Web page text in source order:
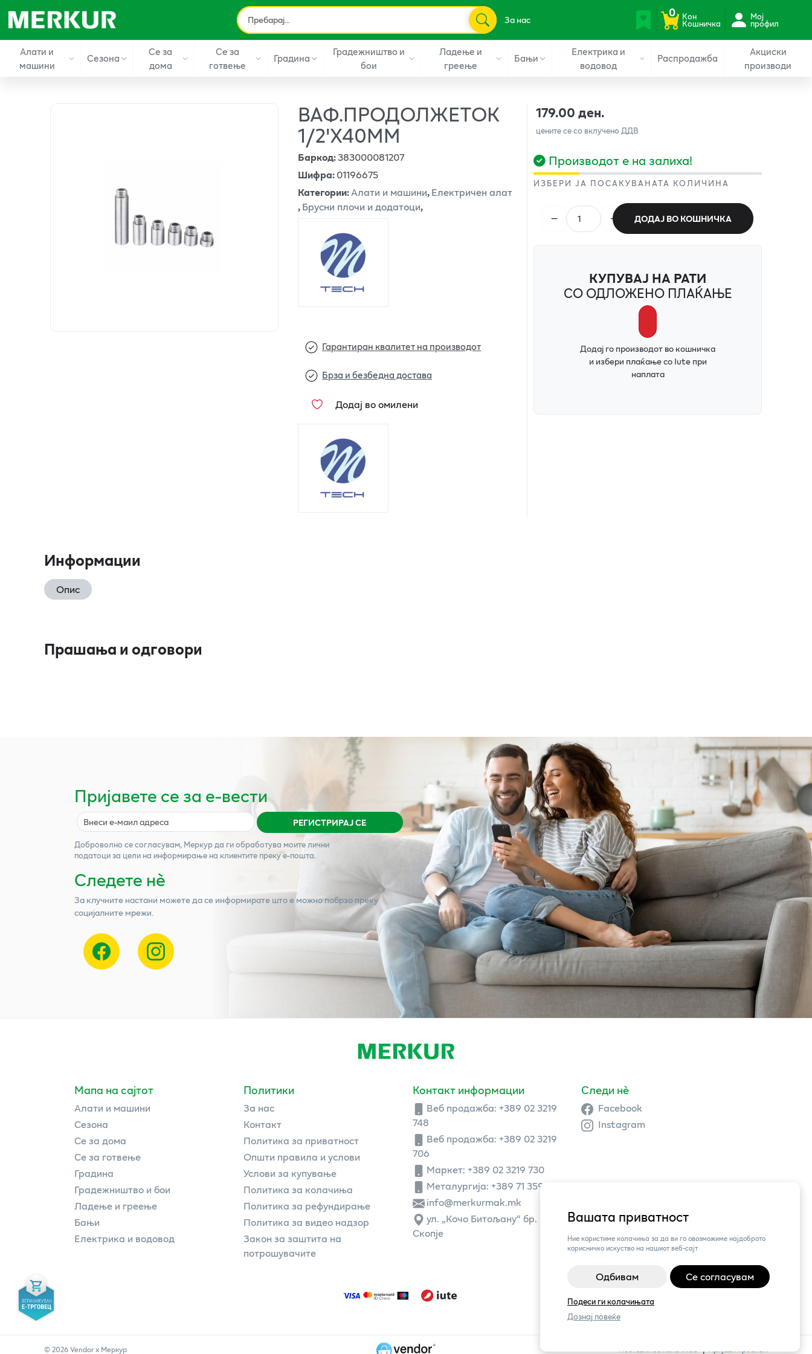
Вашата приватност
Ние користиме колачиња за да ви го овозможиме најдоброто
корисничко искуство на нашиот веб-сајт
Одбивам Се согласувам
Подеси ги колачињата
Дознај повеќе
За нас 0 Кон
Кошничка
Мој
профил
Алати и
машини
Сезона
Се за
дома
Се за
готвење
Градина
Градежништво и
бои
Ладење и
греење
Бањи
Електрика и
водовод
Распродажба
Акциски
производи
ВАФ.ПРОДОЛЖЕТОК
1/2'X40ММ
Баркод:383000081207
Шифра:01196675
Категории:Алати и машини,Електричен алат
,Брусни плочи и додатоци,
Гарантиран квалитет на производот
Брза и безбедна достава
Додај во омилени
179.00 ден.
цените се со вклучено ДДВ
Производот е на залиха!
ИЗБЕРИ ЈА ПОСАКУВАНАТА КОЛИЧИНА
ДОДАЈ ВО КОШНИЧКА
КУПУВАЈ НА РАТИ
СО ОДЛОЖЕНО ПЛАЌАЊЕ
Додај го производот во кошничка
и избери плаќање со Iute при
наплата
Информации
Опис
Прашања и одговори
Пријавете се за е-вести
РЕГИСТРИРАЈ СЕ
Доброволно се согласувам, Меркурда ги обработува моите лични
податоци за цели на информирање на клиентите преку е-пошта.
Следете нѐ
За клучните настани можете да се информирате што е можно побрзо преку
социјалните мрежи.
Мапа на сајтот
Алати и машини
Сезона
Се за дома
Се за готвење
Градина
Градежништво и бои
Ладење и греење
Бањи
Електрика и водовод
Политики
За нас
Контакт
Политика за приватност
Општи правила и услови
Услови за купување
Политика за колачиња
Политика за рефундирање
Политика за видео надзор
Закон за заштита на
потрошувачите
Контакт информации
Веб продажба: +389 02 3219
748
Веб продажба: +389 02 3219
706
Маркет: +389 02 3219 730
Металургија: +389 71 359 504
info@merkurmak.mk
ул. „Кочо Битољану“ бр. 3,
Скопје
Следи нè
Facebook
Instagram
©2026Vendor x Меркур Поставки за колачиња| Пријави проблем